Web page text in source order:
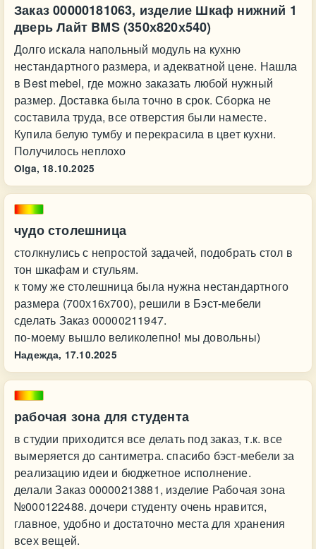
Заказ 00000181063, изделие Шкаф нижний 1
дверь Лайт BMS (350х820х540)
Долго искала напольный модуль на кухню
нестандартного размера, и адекватной цене. Нашла
в Best mebel, где можно заказать любой нужный
размер. Доставка была точно в срок. Сборка не
составила труда, все отверстия были наместе.
Купила белую тумбу и перекрасила в цвет кухни.
Получилось неплохо
Olga, 18.10.2025
чудо столешница
столкнулись с непростой задачей, подобрать стол в
тон шкафам и стульям.
к тому же столешница была нужна нестандартного
размера (700х16х700), решили в Бэст-мебели
сделать Заказ 00000211947.
по-моему вышло великолепно! мы довольны)
Надежда, 17.10.2025
рабочая зона для студента
в студии приходится все делать под заказ, т.к. все
вымеряется до сантиметра. спасибо бэст-мебели за
реализацию идеи и бюджетное исполнение.
делали Заказ 00000213881, изделие Рабочая зона
№000122488. дочери студенту очень нравится,
главное, удобно и достаточно места для хранения
всех вещей.